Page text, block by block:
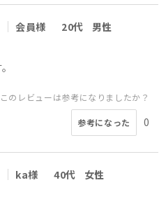
会員様 20代
男性
このレビューは参考になりましたか？
参考になった 0
ka様 40代
女性